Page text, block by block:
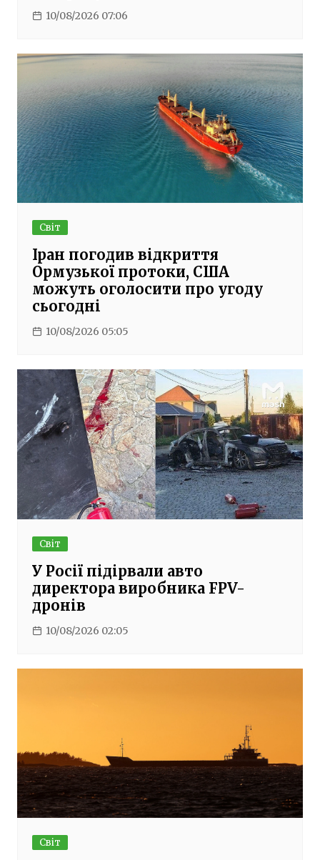
10/08/2026 07:06
Світ
Іран погодив відкриття
Ормузької протоки, США
можуть оголосити про угоду
сьогодні
10/08/2026 05:05
Світ
У Росії підірвали авто
директора виробника FPV-
дронів
10/08/2026 02:05
Світ